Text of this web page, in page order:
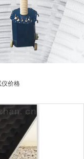
仪价格